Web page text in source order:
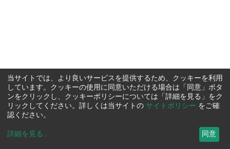
当サイトでは、より良いサービスを提供するため、クッキーを利用
しています。クッキーの使用に同意いただける場合は「同意」ボタ
ンをクリックし、クッキーポリシーについては「詳細を見る」をク
リックしてください。詳しくは当サイトの サイトポリシー をご確
認ください。
詳細を見る ... 同意